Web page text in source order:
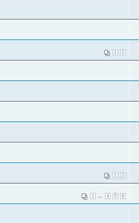
1 2
1 2
1 4 5 6